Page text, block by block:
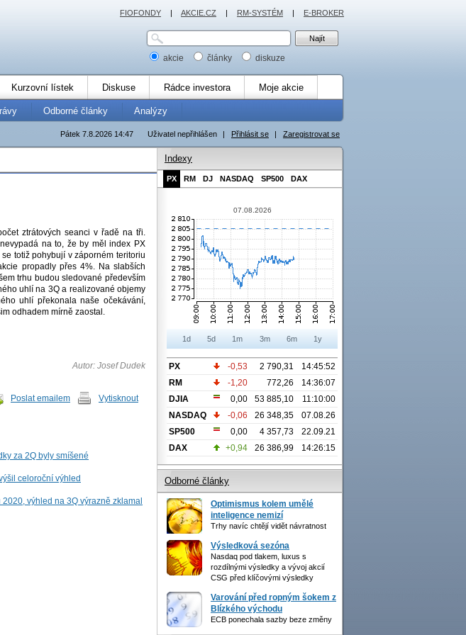
akcie články diskuze
Kurzovní lístek Diskuse Rádce investora Moje akcie
Odborné články Analýzy
Uživatel nepřihlášen | Přihlásit se | Zaregistrovat se
Pátek 7.8.2026 14:47
ztrátových seanci v řadě na tři.
na to, že by měl index PX
totiž pohybují v záporném teritoriu
propadly přes 4%. Na slabších
trhu budou sledované především
uhlí na 3Q a realizované objemy
uhlí překonala naše očekávání,
odhadem mírně zaostal.
Autor: Josef Dudek
Poslat emailem Vytisknout
za 2Q byly smíšené
celoroční výhled
výhled na 3Q výrazně zklamal
Indexy
PX RM DJ NASDAQ SP500 DAX
07.08.2026
1d 5d 1m 3m 6m 1y
PX -0,53 2 790,31
14:45:52
RM
-1,20 772,26
14:36:07
DJIA
0,00 53 885,10
11:10:00
NASDAQ
-0,06 26 348,35
07.08.26
SP500
0,00 4 357,73
22.09.21
DAX
+0,94 26 386,99 14:26:15
Odborné články
Optimismus kolem umělé
inteligence nemizí
Trhy navíc chtějí vidět návratnost
Výsledková sezóna
Nasdaq pod tlakem, luxus s
rozdílnými výsledky a vývoj akcií
CSG před klíčovými výsledky
Varování před ropným šokem z
Blízkého východu
ECB ponechala sazby beze změny
FIOFONDY | AKCIE.CZ | RM-SYSTÉM | E-BROKER